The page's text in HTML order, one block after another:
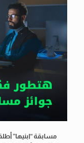
مسابقة “ابنيها”